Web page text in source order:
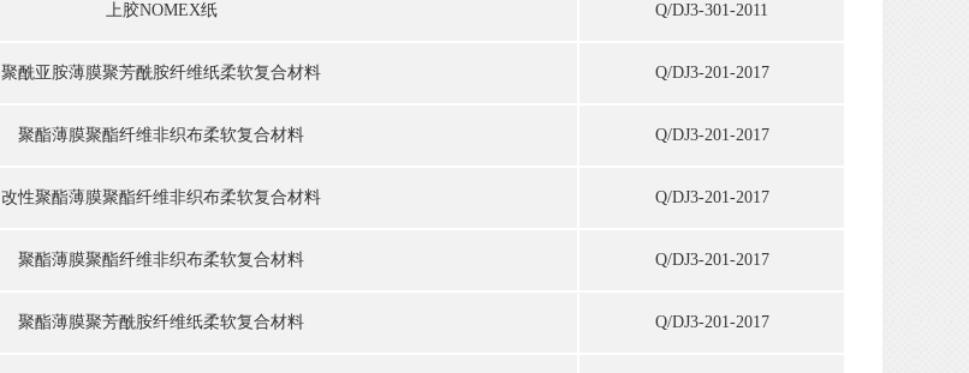
上胶NOMEX纸 Q/DJ3-301-2011
聚酰亚胺薄膜聚芳酰胺纤维纸柔软复合材料 Q/DJ3-201-2017
聚酯薄膜聚酯纤维非织布柔软复合材料 Q/DJ3-201-2017
改性聚酯薄膜聚酯纤维非织布柔软复合材料 Q/DJ3-201-2017
聚酯薄膜聚酯纤维非织布柔软复合材料 Q/DJ3-201-2017
聚酯薄膜聚芳酰胺纤维纸柔软复合材料 Q/DJ3-201-2017